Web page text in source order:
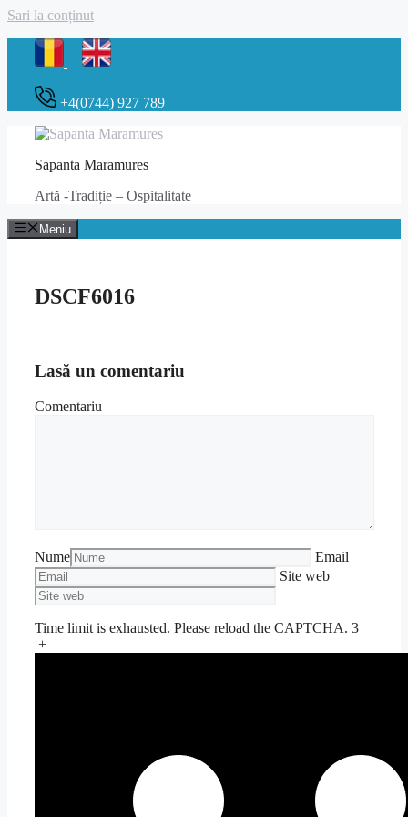
Sari la conținut
+4(0744) 927 789
Sapanta Maramures
Artă -Tradiție – Ospitalitate
Meniu
DSCF6016
Lasă un comentariu
Comentariu
Nume
Email
Site web
Time limit is exhausted. Please reload the CAPTCHA. 3
+